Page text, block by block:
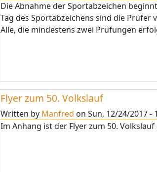
Die Abnahme der Sportabzeichen
Tag des Sportabzeichens sind die Prüfer
Alle, die mindestens zwei Prüfungen
Flyer zum 50. Volkslauf
Written by Manfred on Sun, 12/24/2017 -
Im Anhang ist der Flyer zum 50.